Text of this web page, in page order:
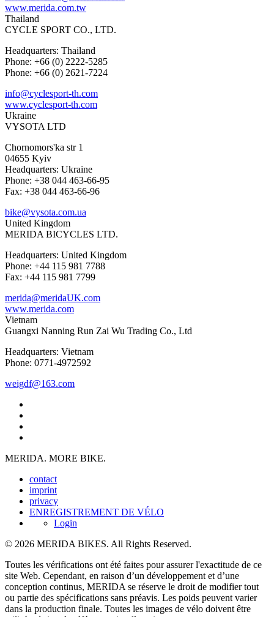
www.merida.com.tw
Thailand
CYCLE SPORT CO., LTD.
Headquarters: Thailand
Phone: +66 (0) 2222-5285
Phone: +66 (0) 2621-7224
info@cyclesport-th.com
www.cyclesport-th.com
Ukraine
VYSOTA LTD
Chornomors'ka str 1
04655 Kyiv
Headquarters: Ukraine
Phone: +38 044 463-66-95
Fax: +38 044 463-66-96
bike@vysota.com.ua
United Kingdom
MERIDA BICYCLES LTD.
Headquarters: United Kingdom
Phone: +44 115 981 7788
Fax: +44 115 981 7799
merida@meridaUK.com
www.merida.com
Vietnam
Guangxi Nanning Run Zai Wu Trading Co., Ltd
Headquarters: Vietnam
Phone: 0771-4972592
weigdf@163.com
MERIDA. MORE BIKE.
contact
imprint
privacy
ENREGISTREMENT DE VÉLO
Login
© 2026 MERIDA BIKES. All Rights Reserved.
Toutes les vérifications ont été faites pour assurer l'exactitude de ce
site Web. Cependant, en raison d’un développement et d’une
conception continus, MERIDA se réserve le droit de modifier tout
ou partie des spécifications sans préavis. Les poids peuvent varier
dans la production finale. Toutes les images de vélo doivent être